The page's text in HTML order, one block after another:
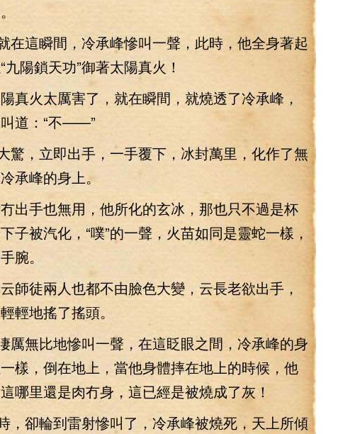
瞬間，冷承峰慘叫一聲，此時，他全身著起
陽鎖天功”御著太陽真火！
火太厲害了，就在瞬間，就燒透了冷承峰，
道：“不——”
立即出手，一手覆下，冰封萬里，化作了無
承峰的身上。
手也無用，他所化的玄冰，那也只不過是杯
子被汽化，“噗”的一聲，火苗如同是靈蛇一樣，
腕。
徒兩人也都不由臉色大變，云長老欲出手，
輕地搖了搖頭。
比地慘叫一聲，在這眨眼之間，冷承峰的身
樣，倒在地上，當他身體摔在地上的時候，他
哪里還是肉冇身，這已經是被燒成了灰！
輪到雷射慘叫了，冷承峰被燒死，天上所傾